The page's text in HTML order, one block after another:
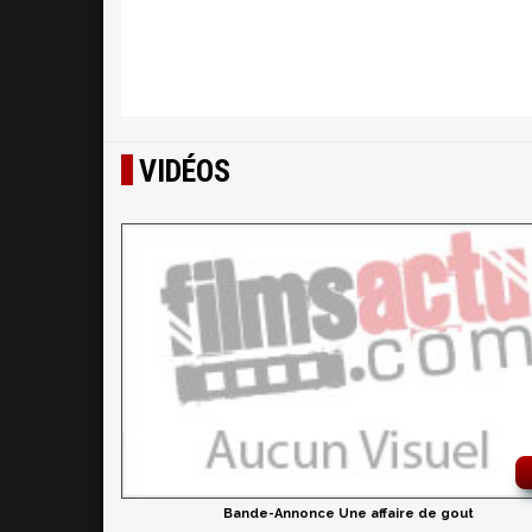
VIDÉOS
Bande-Annonce Une affaire de gout